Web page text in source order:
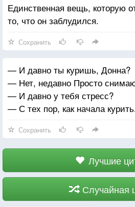
Единственная вещь, которую
то, что он заблудился.
Сохранить
— И давно ты куришь, Донна?
— Нет, недавно Просто
— И давно у тебя стресс?
— С тех пор, как начала
Сохранить
Лучшие
Случайная